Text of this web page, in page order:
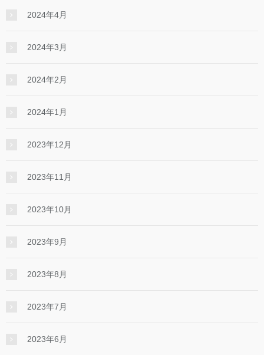
2024年4月
2024年3月
2024年2月
2024年1月
2023年12月
2023年11月
2023年10月
2023年9月
2023年8月
2023年7月
2023年6月